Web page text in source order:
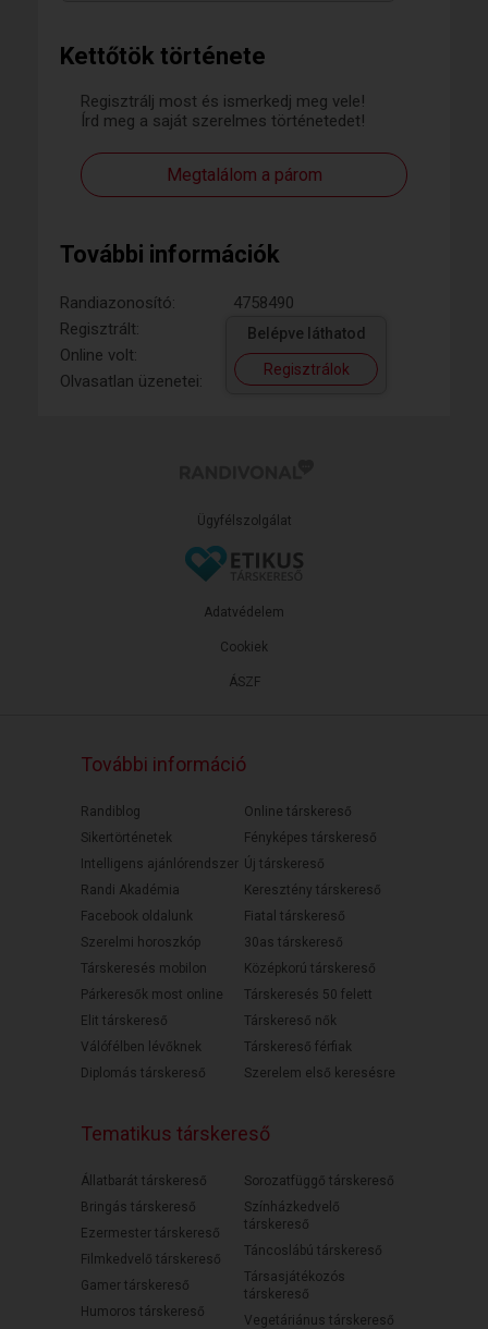
Kettőtök története
Regisztrálj most és ismerkedj meg vele!
Írd meg a saját szerelmes történetedet!
Megtalálom a párom
További információk
Randiazonosító:
4758490
Regisztrált:
Online volt:
Olvasatlan üzenetei:
Belépve láthatod
Regisztrálok
Ügyfélszolgálat
ÁSZF
Adatvédelem
Cookiek
További információ
Randiblog
Sikertörténetek
Intelligens ajánlórendszer
Randi Akadémia
Facebook oldalunk
Szerelmi horoszkóp
Társkeresés mobilon
Párkeresők most online
Elit társkereső
Válófélben lévőknek
Diplomás társkereső
Online társkereső
Fényképes társkereső
Új társkereső
Keresztény társkereső
Fiatal társkereső
30as társkereső
Középkorú társkereső
Társkeresés 50 felett
Társkereső nők
Társkereső férfiak
Szerelem első keresésre
Tematikus társkereső
Állatbarát társkereső
Bringás társkereső
Ezermester társkereső
Filmkedvelő társkereső
Gamer társkereső
Humoros társkereső
Sorozatfüggő társkereső
Színházkedvelő
társkereső
Táncoslábú társkereső
Társasjátékozós
társkereső
Vegetáriánus társkereső